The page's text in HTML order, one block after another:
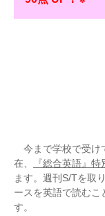
今まで学校で受け
在、
『総合英語』特
ます。週刊S/Tを取
ースを英語で読むこ
す。